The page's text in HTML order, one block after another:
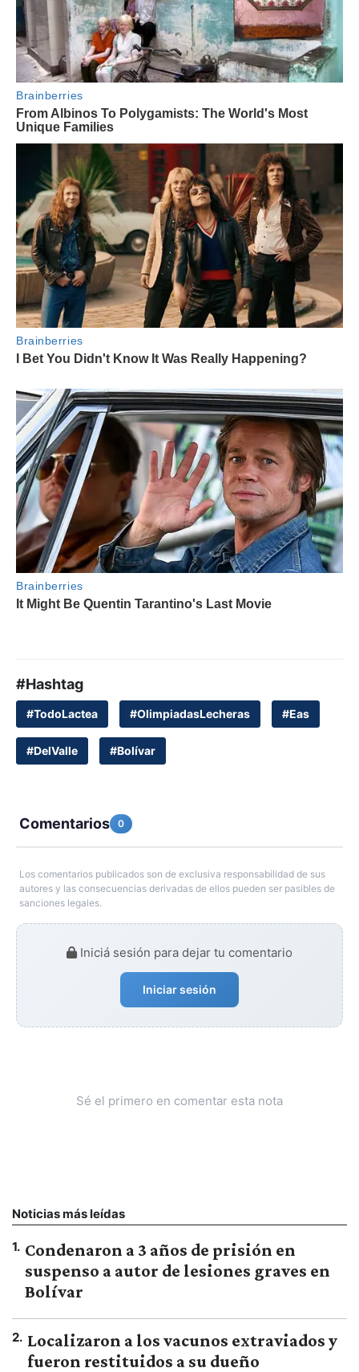
#Hashtag
#TodoLactea #OlimpiadasLecheras #Eas
#DelValle #Bolívar
Comentarios 0
Los comentarios publicados son de exclusiva responsabilidad de sus
autores y las consecuencias derivadas de ellos pueden ser pasibles de
sanciones legales.
Iniciá sesión para dejar tu comentario
Iniciar sesión
Sé el primero en comentar esta nota
Noticias más leídas
1. Condenaron a 3 años de prisión en
suspenso a autor de lesiones graves en
Bolívar
2. Localizaron a los vacunos extraviados y
fueron restituidos a su dueño